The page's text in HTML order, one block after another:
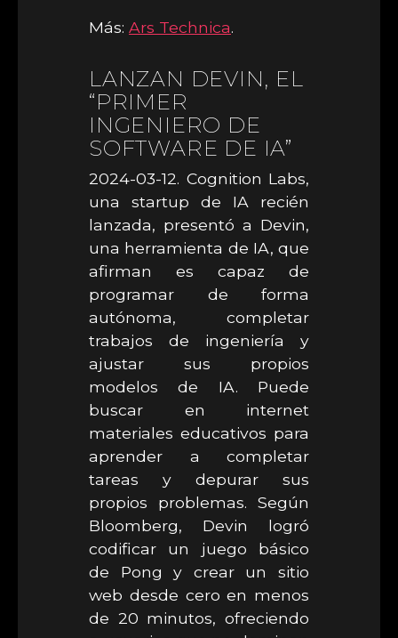
Más: Ars Technica.
LANZAN DEVIN, EL
“PRIMER
INGENIERO DE
SOFTWARE DE IA”
2024-03-12. Cognition Labs,
una startup de IA recién
lanzada, presentó a Devin,
una herramienta de IA, que
afirman es capaz de
programar de forma
autónoma, completar
trabajos de ingeniería y
ajustar sus propios
modelos de IA. Puede
buscar en internet
materiales educativos para
aprender a completar
tareas y depurar sus
propios problemas. Según
Bloomberg, Devin logró
codificar un juego básico
de Pong y crear un sitio
web desde cero en menos
de 20 minutos, ofreciendo